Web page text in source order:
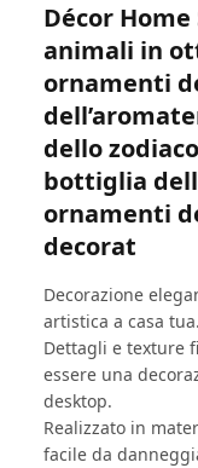
Décor
animali in
ornamenti
dello
bottiglia
ornamenti
decorat
Decorazione
artistica a casa
Dettagli e texture
essere una
desktop.
Realizzato in
facile da